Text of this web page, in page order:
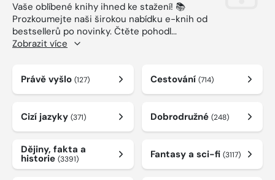
Vaše oblíbené knihy ihned ke stažení! 📚
Prozkoumejte naši širokou nabídku e-knih od
bestsellerů po novinky. Čtěte pohodl...
Zobrazit více
Právě vyšlo (127) Cestování (714)
Cizí jazyky (371) Dobrodružné (248)
Dějiny, fakta a
historie (3391) Fantasy a sci-fi (3117)